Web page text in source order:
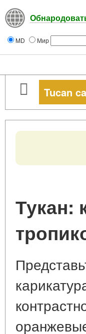
MD Мир
Tucan
Тукан: